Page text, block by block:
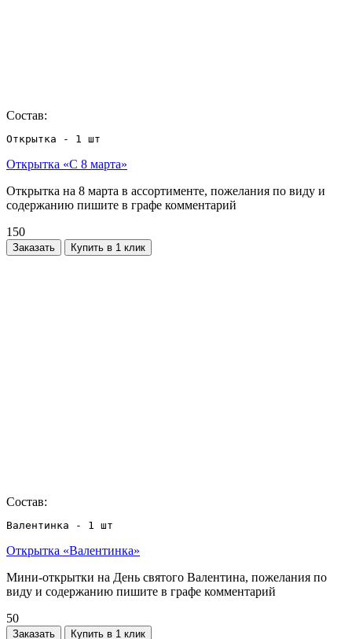
Состав:
Открытка - 1 шт
Открытка «С 8 марта»
Открытка на 8 марта в ассортименте, пожелания по виду и
содержанию пишите в графе комментарий
150
Заказать Купить в 1 клик
Состав:
Валентинка - 1 шт
Открытка «Валентинка»
Мини-открытки на День святого Валентина, пожелания по
виду и содержанию пишите в графе комментарий
50
Заказать Купить в 1 клик